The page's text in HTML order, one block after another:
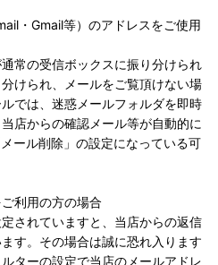
・Gmail等）のアドレスをご使用
常の受信ボックスに振り分けられ
けられ、メールをご覧頂けない場
では、迷惑メールフォルダを即時
店からの確認メール等が自動的に
ール削除」の設定になっている可
利用の方の場合
されていますと、当店からの返信
す。その場合は誠に恐れ入ります
ターの設定で当店のメールアドレ